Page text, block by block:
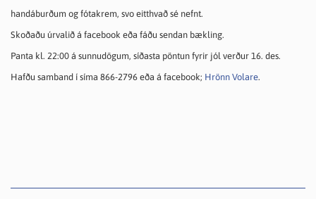
handáburðum og fótakrem, svo eitthvað sé nefnt.
Skoðaðu úrvalið á facebook eða fáðu sendan bækling.
Panta kl. 22:00 á sunnudögum, síðasta pöntun fyrir jól verður 16. des.
Hafðu samband í síma 866-2796 eða á facebook; Hrönn Volare.